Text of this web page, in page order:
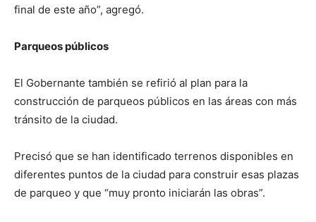
final de este año”, agregó.
Parqueos públicos
El Gobernante también se refirió al plan para la
construcción de parqueos públicos en las áreas con más
tránsito de la ciudad.
Precisó que se han identificado terrenos disponibles en
diferentes puntos de la ciudad para construir esas plazas
de parqueo y que “muy pronto iniciarán las obras”.